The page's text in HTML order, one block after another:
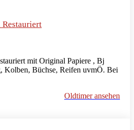
Restauriert
mit Original Papiere , Bj
Kolben, Büchse, Reifen uvmÖ. Bei
Oldtimer ansehen